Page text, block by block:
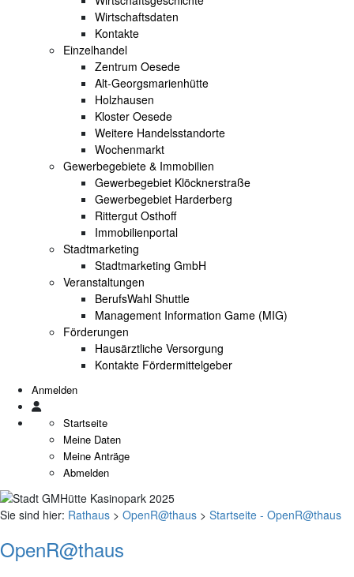
Wirtschaftsdaten
Kontakte
Einzelhandel
Zentrum Oesede
Alt-Georgsmarienhütte
Holzhausen
Kloster Oesede
Weitere Handelsstandorte
Wochenmarkt
Gewerbegebiete & Immobilien
Gewerbegebiet Klöcknerstraße
Gewerbegebiet Harderberg
Rittergut Osthoff
Immobilienportal
Stadtmarketing
Stadtmarketing GmbH
Veranstaltungen
BerufsWahl Shuttle
Management Information Game (MIG)
Förderungen
Hausärztliche Versorgung
Kontakte Fördermittelgeber
Anmelden
Startseite
Meine Daten
Meine Anträge
Abmelden
Sie sind hier: Rathaus > OpenR@thaus > Startseite - OpenR@thaus
OpenR@thaus